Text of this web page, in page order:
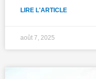
LIRE L'ARTICLE
août 7, 2025